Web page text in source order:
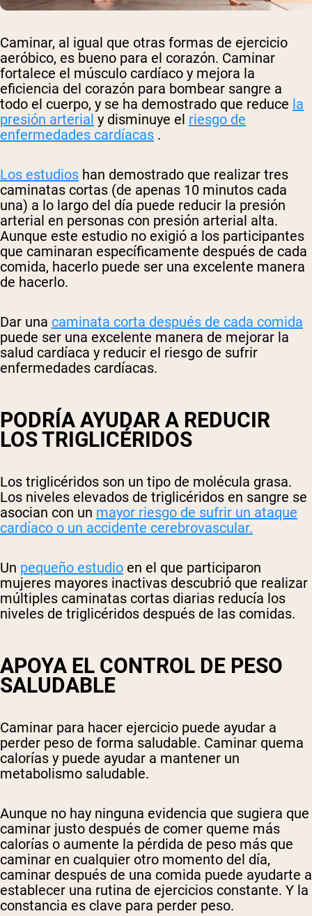
Caminar, al igual que otras formas de ejercicio
aeróbico, es bueno para el corazón. Caminar
fortalece el músculo cardíaco y mejora la
eficiencia del corazón para bombear sangre a
todo el cuerpo, y se ha demostrado que reduce la
presión arterial y disminuye el riesgo de
enfermedades cardíacas .
Los estudios han demostrado que realizar tres
caminatas cortas (de apenas 10 minutos cada
una) a lo largo del día puede reducir la presión
arterial en personas con presión arterial alta.
Aunque este estudio no exigió a los participantes
que caminaran específicamente después de cada
comida, hacerlo puede ser una excelente manera
de hacerlo.
Dar una caminata corta después de cada comida
puede ser una excelente manera de mejorar la
salud cardíaca y reducir el riesgo de sufrir
enfermedades cardíacas.
PODRÍA AYUDAR A REDUCIR
LOS TRIGLICÉRIDOS
Los triglicéridos son un tipo de molécula grasa.
Los niveles elevados de triglicéridos en sangre se
asocian con un mayor riesgo de sufrir un ataque
cardíaco o un accidente cerebrovascular.
Un pequeño estudio en el que participaron
mujeres mayores inactivas descubrió que realizar
múltiples caminatas cortas diarias reducía los
niveles de triglicéridos después de las comidas.
APOYA EL CONTROL DE PESO
SALUDABLE
Caminar para hacer ejercicio puede ayudar a
perder peso de forma saludable. Caminar quema
calorías y puede ayudar a mantener un
metabolismo saludable.
Aunque no hay ninguna evidencia que sugiera que
caminar justo después de comer queme más
calorías o aumente la pérdida de peso más que
caminar en cualquier otro momento del día,
caminar después de una comida puede ayudarte a
establecer una rutina de ejercicios constante. Y la
constancia es clave para perder peso.